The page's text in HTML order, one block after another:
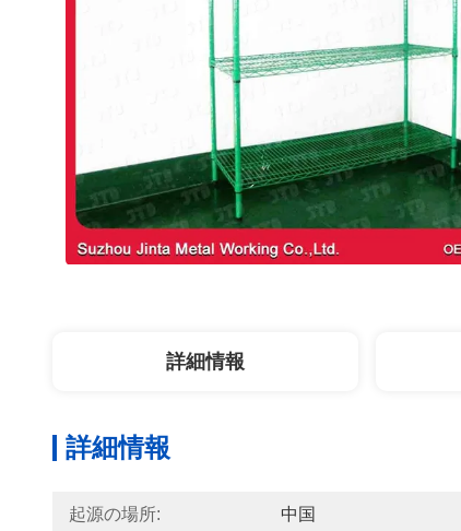
詳細情報
詳細情報
起源の場所: 中国